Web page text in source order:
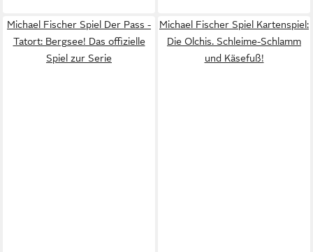
Michael Fischer Spiel Der Pass -
Tatort: Bergsee! Das offizielle
Spiel zur Serie
Michael Fischer Spiel Kartenspiel:
Die Olchis. Schleime-Schlamm
und Käsefuß!